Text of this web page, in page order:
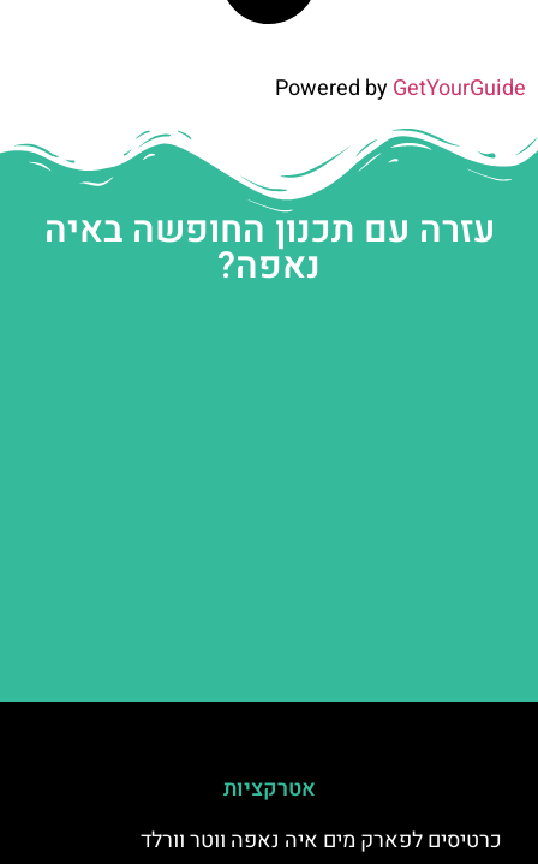
Powered byGetYourGuide
עזרה עם תכנון החופשה באיה
נאפה?
אטרקציות
כרטיסים לפארק מים איה נאפה ווטר וורלד